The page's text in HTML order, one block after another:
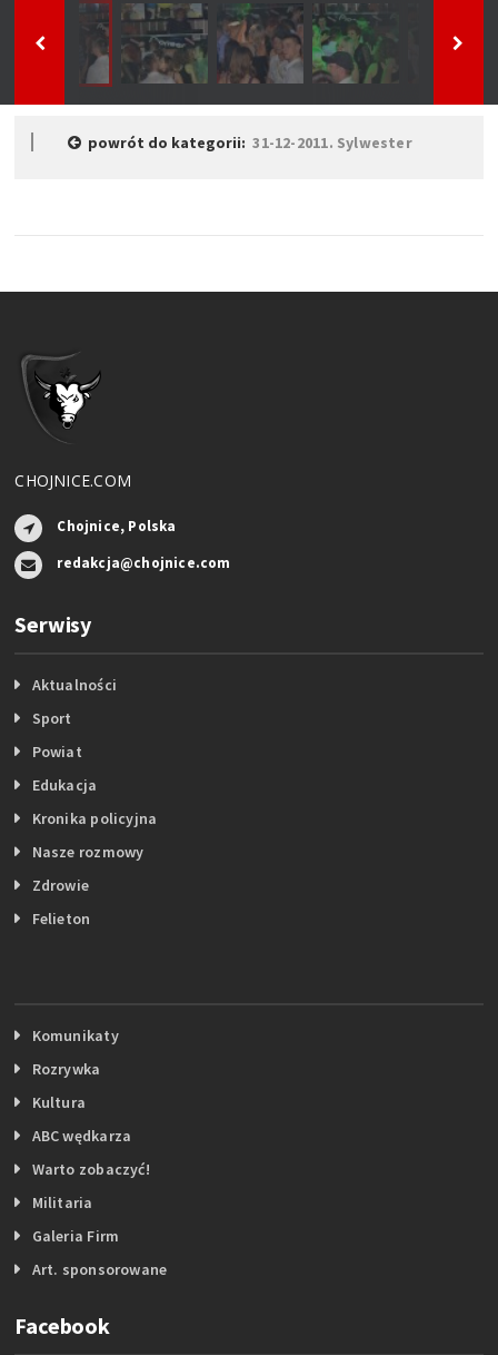
powrót do kategorii:31-12-2011. Sylwester
CHOJNICE.COM
Chojnice, Polska
redakcja@chojnice.com
Serwisy
Aktualności
Sport
Powiat
Edukacja
Kronika policyjna
Nasze rozmowy
Zdrowie
Felieton
Komunikaty
Rozrywka
Kultura
ABC wędkarza
Warto zobaczyć!
Militaria
Galeria Firm
Art. sponsorowane
Facebook